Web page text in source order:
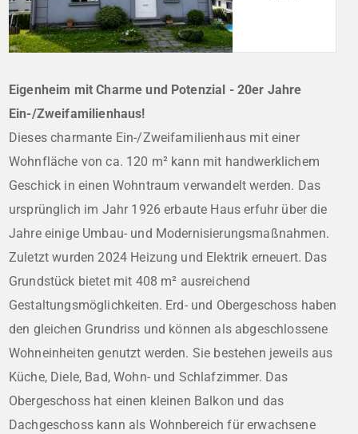
Eigenheim mit Charme und Potenzial - 20er Jahre
Ein-/Zweifamilienhaus!
Dieses charmante Ein-/Zweifamilienhaus mit einer
Wohnfläche von ca. 120 m² kann mit handwerklichem
Geschick in einen Wohntraum verwandelt werden. Das
ursprünglich im Jahr 1926 erbaute Haus erfuhr über die
Jahre einige Umbau- und Modernisierungsmaßnahmen.
Zuletzt wurden 2024 Heizung und Elektrik erneuert. Das
Grundstück bietet mit 408 m² ausreichend
Gestaltungsmöglichkeiten. Erd- und Obergeschoss haben
den gleichen Grundriss und können als abgeschlossene
Wohneinheiten genutzt werden. Sie bestehen jeweils aus
Küche, Diele, Bad, Wohn- und Schlafzimmer. Das
Obergeschoss hat einen kleinen Balkon und das
Dachgeschoss kann als Wohnbereich für erwachsene